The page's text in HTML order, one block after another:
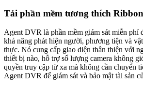
Tải phần mềm tương thích
Agent DVR là phần mềm giám sát miễn phí
khả năng phát hiện người, phương tiện và
thực. Nó cung cấp giao diện thân thiện với
thiết bị nào, hỗ trợ số lượng camera không
quyền truy cập từ xa mà không cần chuyển
Agent DVR để giám sát và bảo mật tài sản